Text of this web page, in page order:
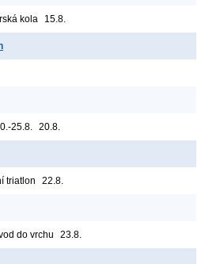
kola 15.8.
25.8. 20.8.
triatlon 22.8.
do vrchu 23.8.